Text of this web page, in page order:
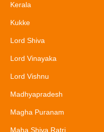
Kerala
Kukke
Lord Shiva
Lord Vinayaka
Lord Vishnu
Madhyapradesh
Magha Puranam
Maha Shiva Ratri